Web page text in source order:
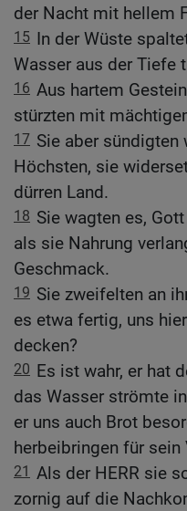
der Nacht mit hellem
15 In der Wüste
Wasser aus der Tiefe
16 Aus hartem
stürzten mit
17 Sie aber sündigten
Höchsten, sie
dürren Land.
18 Sie wagten es,
als sie Nahrung
Geschmack.
19 Sie zweifelten an
es etwa fertig, uns
decken?
20 Es ist wahr, er hat
das Wasser strömte
er uns auch Brot
herbeibringen für sein
21 Als der HERR sie
zornig auf die